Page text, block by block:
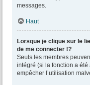
messages.
Haut
Lorsque je clique sur le
de me connecter !?
Seuls les membres
intégré (si la fonction a
empêcher l’utilisation